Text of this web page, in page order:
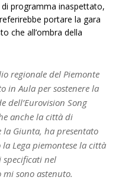
programma inaspettato,
portare la gara
che all’ombra della
regionale del Piemonte
in Aula per sostenere la
dell’Eurovision Song
anche la città di
la Giunta, ha presentato
Lega piemontese la città
nel
sono astenuto.